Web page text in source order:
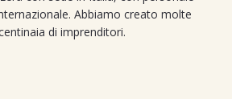
Abbiamo creato molte
di imprenditori.